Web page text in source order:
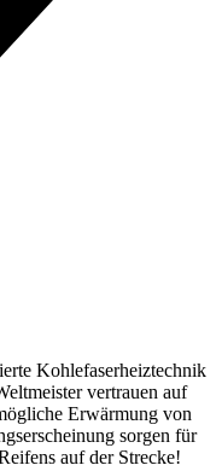
Kohlefaserheiztechnik
vertrauen auf
Erwärmung von
sorgen für
auf der Strecke!